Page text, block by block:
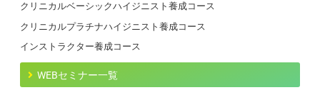
クリニカルベーシックハイジニスト養成コース
クリニカルプラチナハイジニスト養成コース
インストラクター養成コース
WEBセミナー一覧